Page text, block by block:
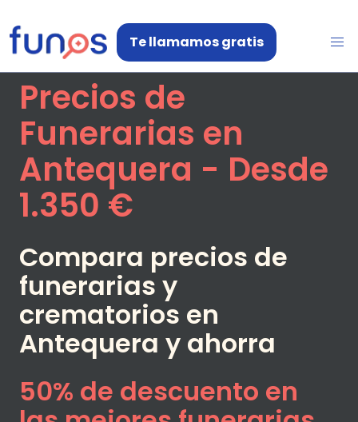
Te llamamos gratis
Precios de
Funerarias en
Antequera - Desde
1.350 €
Compara precios de
funerarias y
crematorios en
Antequera y ahorra
50% de descuento en